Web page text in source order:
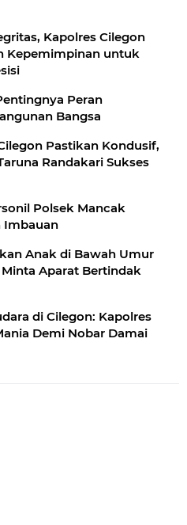
Kapolres Cilegon
Kepemimpinan untuk
Peran
Bangsa
Pastikan Kondusif,
Randakari Sukses
Polsek Mancak
Imbauan
Anak di Bawah Umur
Aparat Bertindak
di Cilegon: Kapolres
Demi Nobar Damai